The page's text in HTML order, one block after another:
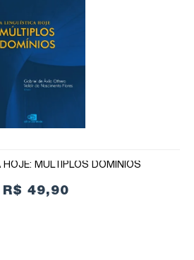
HOJE: MÚLTIPLOS DOMÍNIOS
R$ 49,90